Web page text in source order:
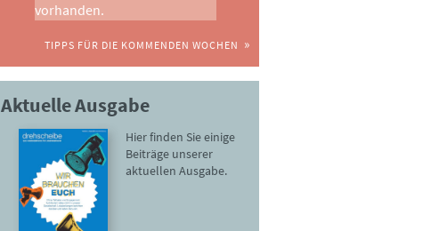
vorhanden.
TIPPS FÜR DIE KOMMENDEN WOCHEN
Aktuelle Ausgabe
Hier finden Sie einige
Beiträge unserer
aktuellen Ausgabe.